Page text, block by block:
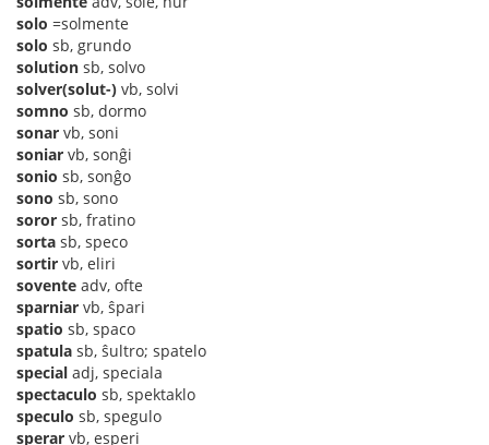
solo =solmente
solo sb, grundo
solution sb, solvo
solver(solut-) vb, solvi
somno sb, dormo
sonar vb, soni
soniar vb, sonĝi
sonio sb, sonĝo
sono sb, sono
soror sb, fratino
sorta sb, speco
sortir vb, eliri
sovente adv, ofte
sparniar vb, ŝpari
spatio sb, spaco
spatula sb, ŝultro; spatelo
special adj, speciala
spectaculo sb, spektaklo
speculo sb, spegulo
sperar vb, esperi